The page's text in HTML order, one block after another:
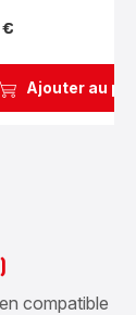
Ajouter au
compatible